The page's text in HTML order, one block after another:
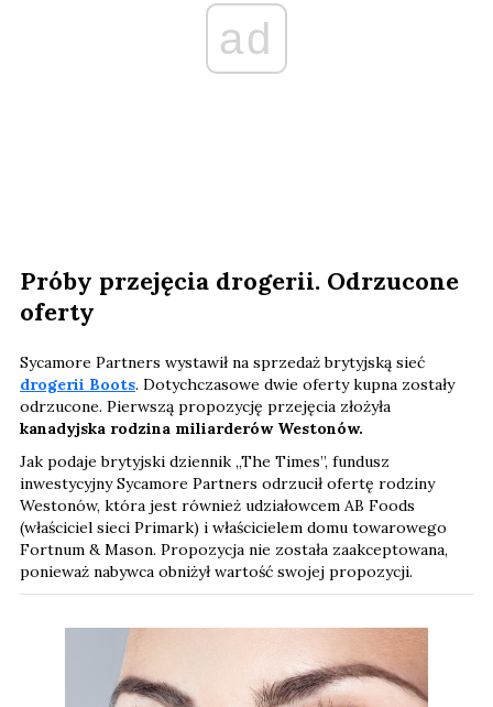
ad
Próby przejęcia drogerii. Odrzucone
oferty
Sycamore Partners wystawił na sprzedaż brytyjską sieć
drogerii Boots. Dotychczasowe dwie oferty kupna zostały
odrzucone. Pierwszą propozycję przejęcia złożyła
kanadyjska rodzina miliarderów Westonów.
Jak podaje brytyjski dziennik „The Times”, fundusz
inwestycyjny Sycamore Partners odrzucił ofertę rodziny
Westonów, która jest również udziałowcem AB Foods
(właściciel sieci Primark) i właścicielem domu towarowego
Fortnum & Mason. Propozycja nie została zaakceptowana,
ponieważ nabywca obniżył wartość swojej propozycji.